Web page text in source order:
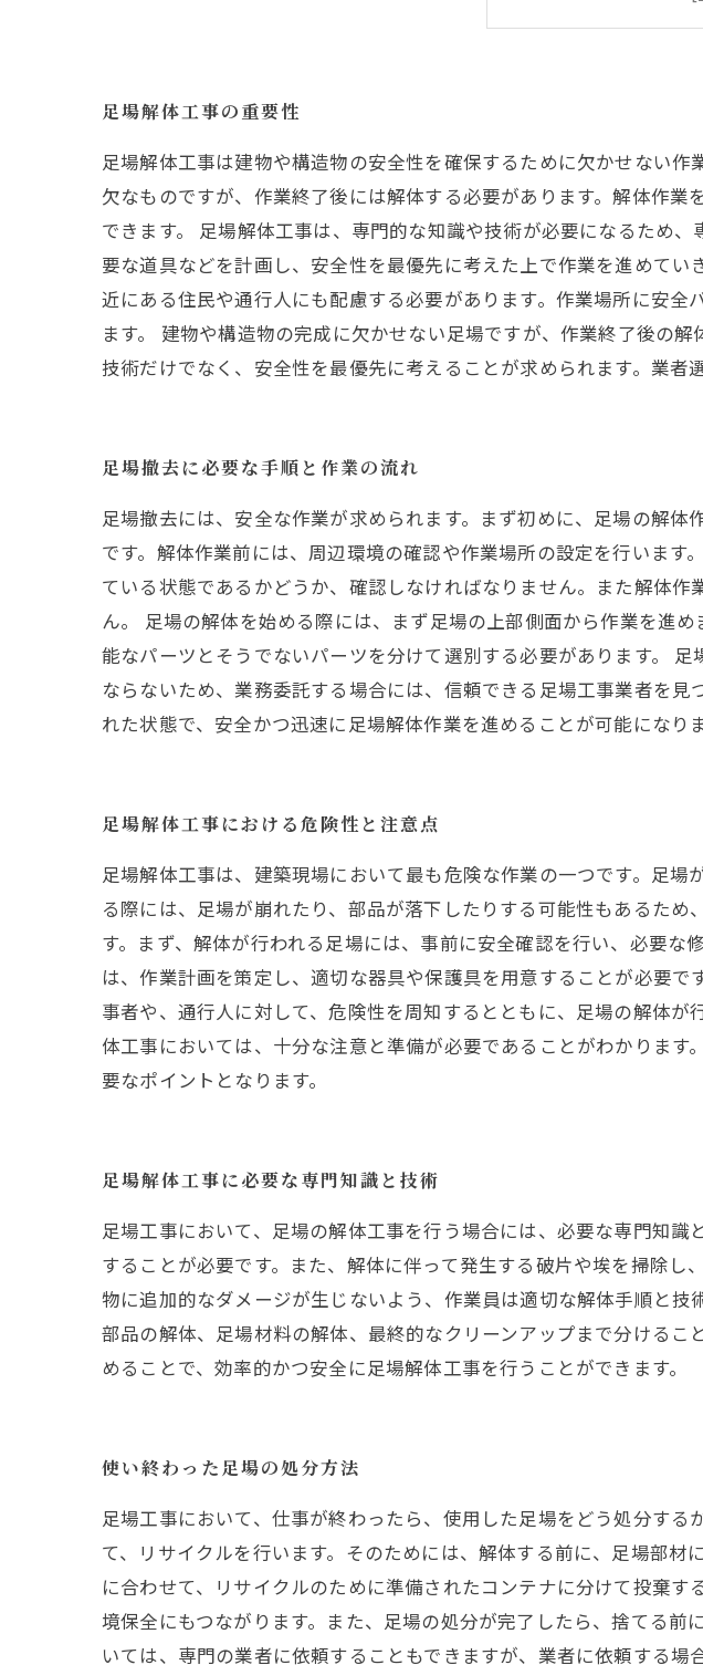
使い終わった足
足場解体工事の重要性
足場解体工事は建物や構造物の安全性を確保するために欠かせない
欠なものですが、作業終了後には解体する必要があります。解体作
できます。 足場解体工事は、専門的な知識や技術が必要になるため
要な道具などを計画し、安全性を最優先に考えた上で作業を進めて
近にある住民や通行人にも配慮する必要があります。作業場所に安
ます。 建物や構造物の完成に欠かせない足場ですが、作業終了後の
技術だけでなく、安全性を最優先に考えることが求められます。業者
足場撤去に必要な手順と作業の流れ
足場撤去には、安全な作業が求められます。まず初めに、足場の解
です。解体作業前には、周辺環境の確認や作業場所の設定を行いま
ている状態であるかどうか、確認しなければなりません。また解体
ん。 足場の解体を始める際には、まず足場の上部側面から作業を進
能なパーツとそうでないパーツを分けて選別する必要があります。
ならないため、業務委託する場合には、信頼できる足場工事業者を
れた状態で、安全かつ迅速に足場解体作業を進めることが可能になりま
足場解体工事における危険性と注意点
足場解体工事は、建築現場において最も危険な作業の一つです。足
る際には、足場が崩れたり、部品が落下したりする可能性もあるた
す。まず、解体が行われる足場には、事前に安全確認を行い、必要
は、作業計画を策定し、適切な器具や保護具を用意することが必要
事者や、通行人に対して、危険性を周知するとともに、足場の解体
体工事においては、十分な注意と準備が必要であることがわかりま
要なポイントとなります。
足場解体工事に必要な専門知識と技術
足場工事において、足場の解体工事を行う場合には、必要な専門知
することが必要です。また、解体に伴って発生する破片や埃を掃除
物に追加的なダメージが生じないよう、作業員は適切な解体手順と技
部品の解体、足場材料の解体、最終的なクリーンアップまで分ける
めることで、効率的かつ安全に足場解体工事を行うことができます。
使い終わった足場の処分方法
足場工事において、仕事が終わったら、使用した足場をどう処分す
て、リサイクルを行います。そのためには、解体する前に、足場部
に合わせて、リサイクルのために準備されたコンテナに分けて投棄
境保全にもつながります。また、足場の処分が完了したら、捨てる
いては、専門の業者に依頼することもできますが、業者に依頼する